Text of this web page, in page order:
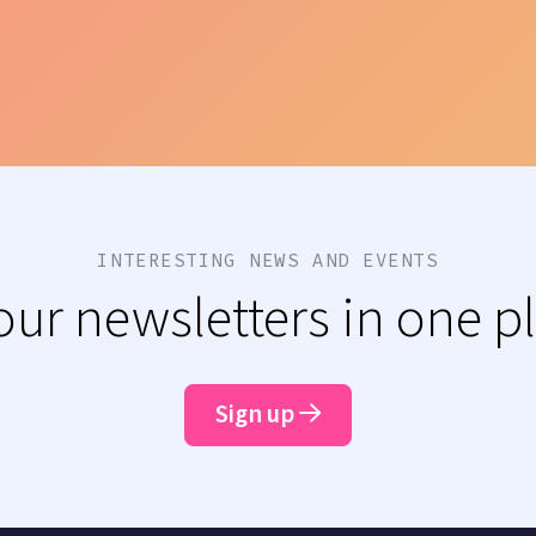
INTERESTING NEWS AND EVENTS
newsletters in one
Sign up